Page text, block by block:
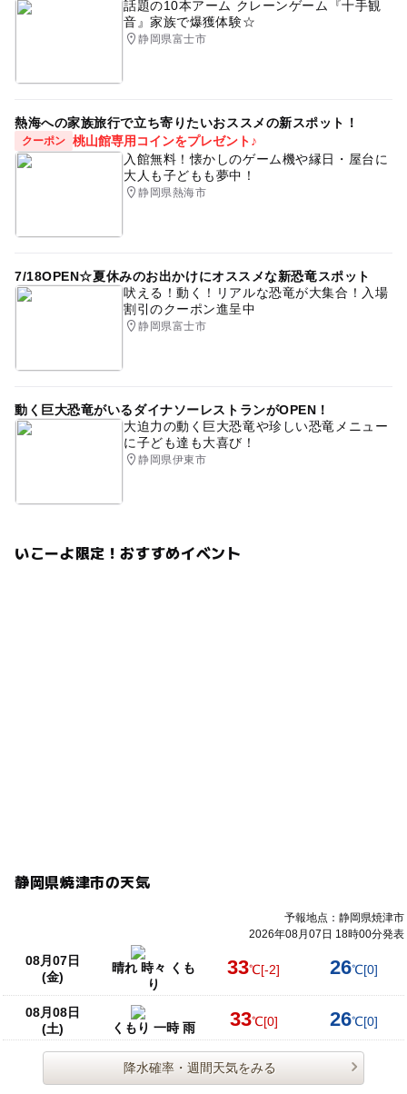
家族イベント 家族連れイベント
星空 焼津
話題の10本アーム クレーンゲーム『十手観
音』家族で爆獲体験☆
静岡県富士市
熱海への家族旅行で立ち寄りたいおススメの新スポット！
クーポン 桃山館専用コインをプレゼント♪
入館無料！懐かしのゲーム機や縁日・屋台に
大人も子どもも夢中！
静岡県熱海市
7/18OPEN☆夏休みのお出かけにオススメな新恐竜スポット
吠える！動く！リアルな恐竜が大集合！入場
割引のクーポン進呈中
静岡県富士市
動く巨大恐竜がいるダイナソーレストランがOPEN！
大迫力の動く巨大恐竜や珍しい恐竜メニュー
に子ども達も大喜び！
静岡県伊東市
いこーよ限定！おすすめイベント
静岡県焼津市の天気
予報地点：静岡県焼津市
2026年08月07日 18時00分発表
08月07日
(金)
晴れ 時々 くも
り
33℃[-2] 26℃[0]
08月08日
(土)
くもり 一時 雨 33℃[0] 26℃[0]
降水確率・週間天気をみる